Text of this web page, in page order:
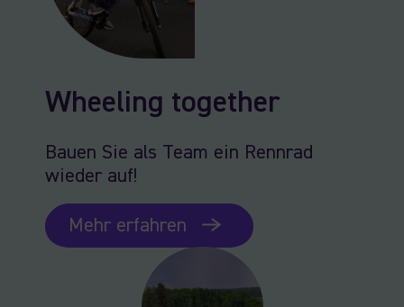
Wheeling together
Bauen Sie als Team ein Rennrad
wieder auf!
Mehr erfahren